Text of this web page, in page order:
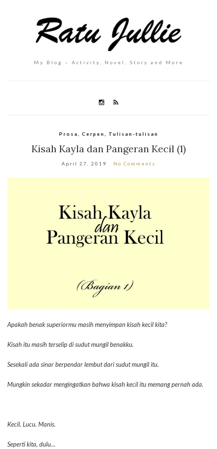
My Blog – Activity, Novel, Story and More
Prosa, Cerpen, Tulisan-tulisan
Kisah Kayla dan Pangeran Kecil (1)
April 27, 2019 No Comments
Apakah benak superiormu masih menyimpan kisah kecil kita?
Kisah itu masih terselip di sudut mungil benakku.
Sesekali ada sinar berpendar lembut dari sudut mungil itu.
Mungkin sekadar mengingatkan bahwa kisah kecil itu memang pernah ada.
Kecil. Lucu. Manis.
Seperti kita, dulu…